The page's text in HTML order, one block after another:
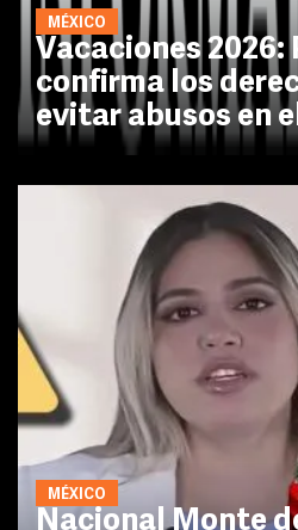
MÉXICO
Vacaciones 2026:
confirma los
evitar abusos en
MÉXICO
Nacional Monte